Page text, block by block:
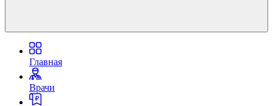
Главная
Врачи